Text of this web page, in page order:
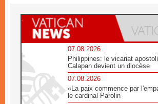
07.08.2026
Philippines: le vicariat
Calapan devient un diocèse
07.08.2026
«La paix commence par
le cardinal Parolin